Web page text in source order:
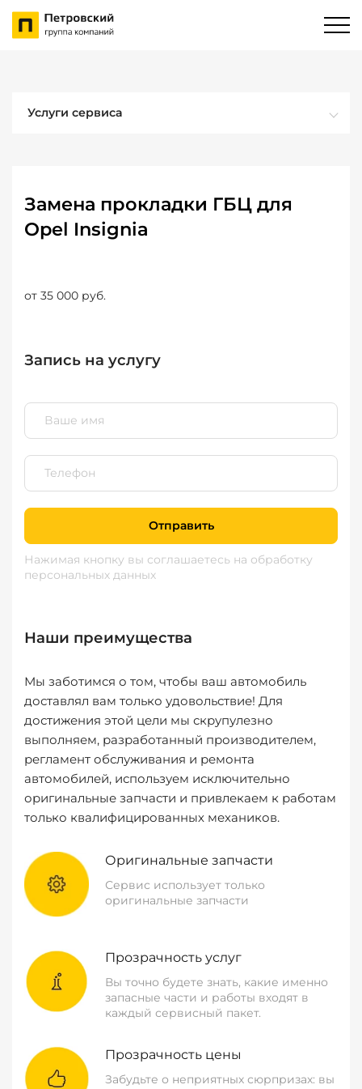
Услуги сервиса
Замена прокладки ГБЦ для
Opel Insignia
от 35 000 руб.
Запись на услугу
Отправить
Нажимая кнопку вы соглашаетесь на обработку
персональных данных
Наши преимущества
Мы заботимся о том, чтобы ваш автомобиль
доставлял вам только удовольствие! Для
достижения этой цели мы скрупулезно
выполняем, разработанный производителем,
регламент обслуживания и ремонта
автомобилей, используем исключительно
оригинальные запчасти и привлекаем к работам
только квалифицированных механиков.
Оригинальные запчасти
Сервис использует только
оригинальные запчасти
Прозрачность услуг
Вы точно будете знать, какие именно
запасные части и работы входят в
каждый сервисный пакет.
Прозрачность цены
Забудьте о неприятных сюрпризах: вы